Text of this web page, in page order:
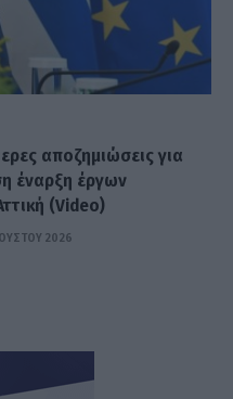
αποζημιώσεις για
έναρξη έργων
(Video)
2026